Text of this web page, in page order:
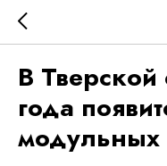
В
года
модульных